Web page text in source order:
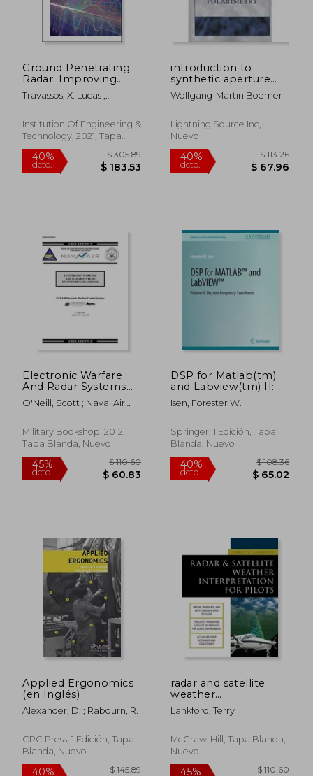
dcto. $ 203.05 dcto.
Ground Penetrating
Radar: Improving
Sensing and Imaging
Through Numerical
Robotics and
Sensors) (en Inglés)
Travassos, X. Lucas ;
Nathan
Institution Of Engineering &
Technology, 2021, Tapa
Dura, Nuevo
dcto. $ 183.53
introduction to
synthetic aperture
radar (sar)
polarimetry
Wolfgang-Martin Boerner
Lightning Source Inc,
Nuevo
40%
dcto. $
Electronic Warfare
And Radar Systems
Engineering
Handbook (en Inglés)
O'Neill, Scott ; Naval Air
Dvn ; U. S. Naval Air
Systems Command
Military Bookshop, 2012,
Tapa Blanda, Nuevo
DSP for Matlab(tm)
and Labview(tm) II:
Discrete Frequency
Transforms (en
Isen, Forester W.
Springer, 1 Edición, Tapa
Blanda, Nuevo
Applied Ergonomics
(en Inglés)
Alexander, D. ; Rabourn, R.
CRC Press, 1 Edición, Tapa
Blanda, Nuevo
radar and satellite
weather
interpretation for
pilots (en Inglés)
Lankford, Terry
McGraw-Hill, Tapa Blanda,
Nuevo